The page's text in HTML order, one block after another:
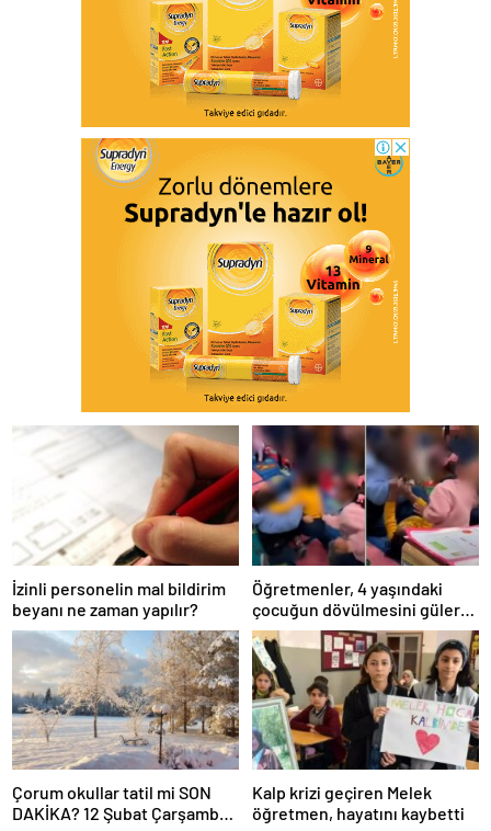
İzinli personelin mal bildirim
beyanı ne zaman yapılır?
Öğretmenler, 4 yaşındaki
çocuğun dövülmesini gülerek
izledi
Çorum okullar tatil mi SON
DAKİKA? 12 Şubat Çarşamba
Kalp krizi geçiren Melek
öğretmen, hayatını kaybetti